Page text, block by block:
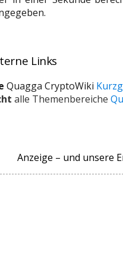
Links
Quagga CryptoWiki
alle Themenbereiche
Anzeige – und unsere